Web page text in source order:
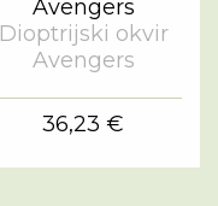
Dioptrijski okvir
Avengers
36,23 €